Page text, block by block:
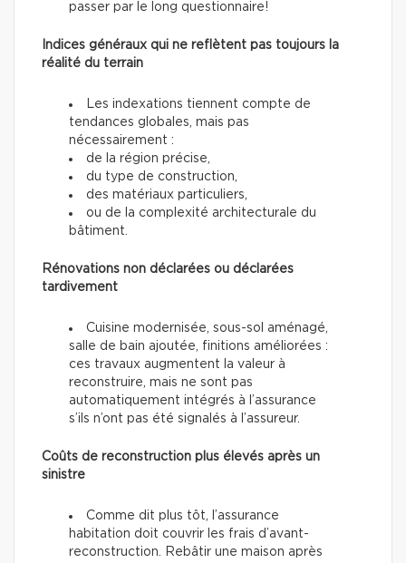
passer par le long questionnaire!
Indices généraux qui ne reflètent pas toujours la
réalité du terrain
Les indexations tiennent compte de
tendances globales, mais pas
nécessairement :
de la région précise,
du type de construction,
des matériaux particuliers,
ou de la complexité architecturale du
bâtiment.
Rénovations non déclarées ou déclarées
tardivement
Cuisine modernisée, sous-sol aménagé,
salle de bain ajoutée, finitions améliorées :
ces travaux augmentent la valeur à
reconstruire, mais ne sont pas
automatiquement intégrés à l’assurance
s’ils n’ont pas été signalés à l’assureur.
Coûts de reconstruction plus élevés après un
sinistre
Comme dit plus tôt, l’assurance
habitation doit couvrir les frais d’avant-
reconstruction. Rebâtir une maison après